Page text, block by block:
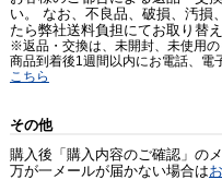
い。 なお、不良品、破損、汚損
たら弊社送料負担にてお取り替え
※返品・交換は、未開封、未使用の
商品到着後1週間以内にお電話、電
こちら
その他
購入後「購入内容のご確認」の
万が一メールが届かない場合は